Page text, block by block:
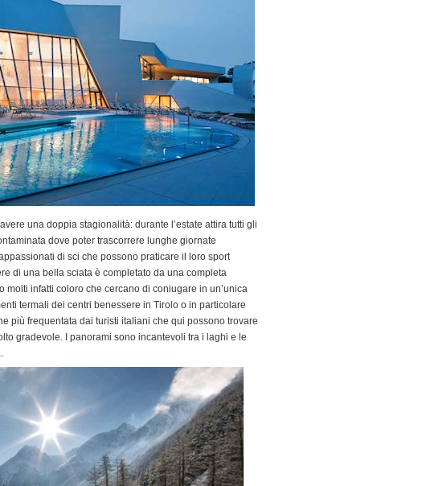
una doppia stagionalità: durante l’estate attira tutti gli
dove poter trascorrere lunghe giornate
di sci che possono praticare il loro sport
di una bella sciata è completato da una completa
molti infatti coloro che cercano di coniugare in un’unica
termali dei centri benessere in Tirolo o in particolare
più frequentata dai turisti italiani che qui possono trovare
gradevole. I panorami sono incantevoli tra i laghi e le